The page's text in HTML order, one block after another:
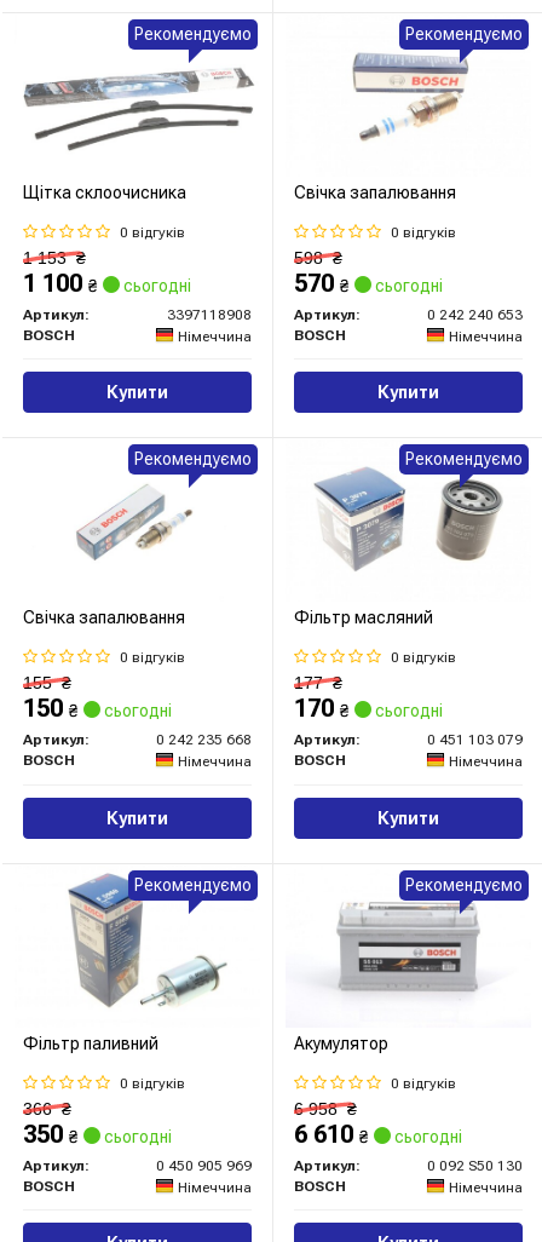
Щітка склоочисника
0 відгуків
1 153₴
1 100 ₴ сьогодні
Артикул:
3397118908
BOSCH
Німеччина
Купити
Рекомендуємо
Свічка запалювання
0 відгуків
598₴
570 ₴ сьогодні
Артикул:
0 242 240 653
BOSCH
Німеччина
Купити
Рекомендуємо
Свічка запалювання
0 відгуків
155₴
150 ₴ сьогодні
Артикул:
0 242 235 668
BOSCH
Німеччина
Купити
Рекомендуємо
Фільтр масляний
0 відгуків
177₴
170 ₴ сьогодні
Артикул:
0 451 103 079
BOSCH
Німеччина
Купити
Рекомендуємо
Фільтр паливний
0 відгуків
366₴
350 ₴ сьогодні
Артикул:
0 450 905 969
BOSCH
Німеччина
Рекомендуємо
Акумулятор
0 відгуків
6 958₴
6 610 ₴ сьогодні
Артикул:
0 092 S50 130
BOSCH
Німеччина
Рекомендуємо